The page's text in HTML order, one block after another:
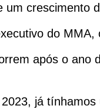
um crescimento
do
após o ano
já